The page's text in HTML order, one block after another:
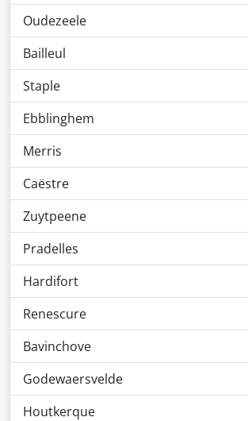
Oudezeele
Bailleul
Staple
Ebblinghem
Merris
Caëstre
Zuytpeene
Pradelles
Hardifort
Renescure
Bavinchove
Godewaersvelde
Houtkerque